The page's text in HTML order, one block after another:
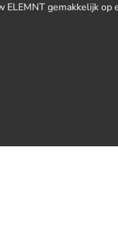
ELEMNT gemakkelijk op